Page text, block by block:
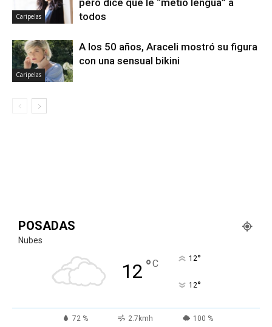
Caripelas
pero dice que le “metió lengua” a
todos
Caripelas
A los 50 años, Araceli mostró su figura
con una sensual bikini
POSADAS
Nubes
12 °C 12°
12°
72 % 2.7kmh 100 %